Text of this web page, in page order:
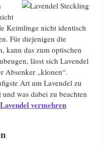
Keimlinge nicht identisch
Für diejenigen die
kann das zum optischen
lässt sich Lavendel
Absenker „klonen“.
Art um Lavendel zu
was dabei zu beachten
Lavendel vermehren